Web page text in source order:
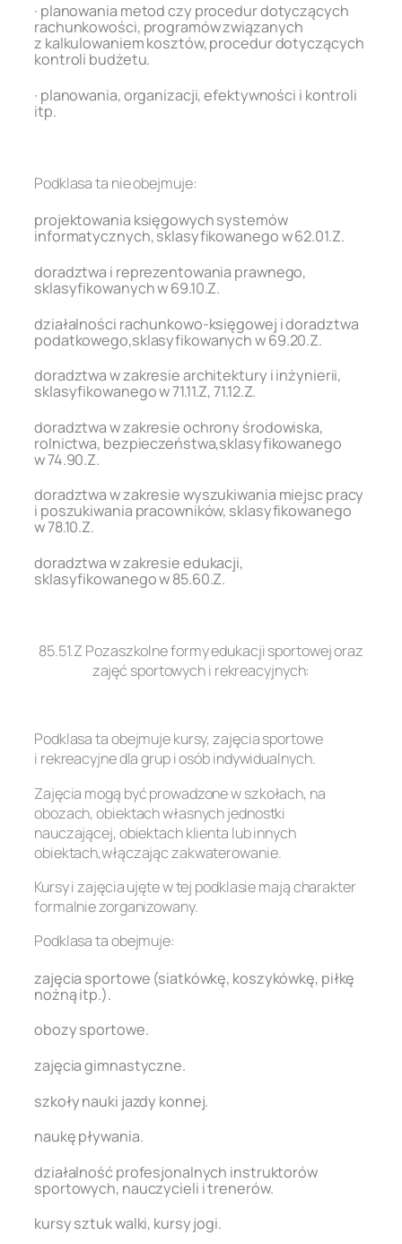
· planowania metod czy procedur dotyczących
rachunkowości, programów związanych
z kalkulowaniem kosztów, procedur dotyczących
kontroli budżetu.
· planowania, organizacji, efektywności i kontroli
itp.
Podklasa ta nie obejmuje:
projektowania księgowych systemów
informatycznych, sklasyfikowanego w 62.01.Z.
doradztwa i reprezentowania prawnego,
sklasyfikowanych w 69.10.Z.
działalności rachunkowo-księgowej i doradztwa
podatkowego,sklasyfikowanych w 69.20.Z.
doradztwa w zakresie architektury i inżynierii,
sklasyfikowanego w 71.11.Z, 71.12.Z.
doradztwa w zakresie ochrony środowiska,
rolnictwa, bezpieczeństwa,sklasyfikowanego
w 74.90.Z.
doradztwa w zakresie wyszukiwania miejsc pracy
i poszukiwania pracowników, sklasyfikowanego
w 78.10.Z.
doradztwa w zakresie edukacji,
sklasyfikowanego w 85.60.Z.
85.51.Z Pozaszkolne formy edukacji sportowej oraz
zajęć sportowych i rekreacyjnych:
Podklasa ta obejmuje kursy, zajęcia sportowe
i rekreacyjne dla grup i osób indywidualnych.
Zajęcia mogą być prowadzone w szkołach, na
obozach, obiektach własnych jednostki
nauczającej, obiektach klienta lub innych
obiektach,włączając zakwaterowanie.
Kursy i zajęcia ujęte w tej podklasie mają charakter
formalnie zorganizowany.
Podklasa ta obejmuje:
zajęcia sportowe (siatkówkę, koszykówkę, piłkę
nożną itp.).
obozy sportowe.
zajęcia gimnastyczne.
szkoły nauki jazdy konnej.
naukę pływania.
działalność profesjonalnych instruktorów
sportowych, nauczycieli i trenerów.
kursy sztuk walki, kursy jogi.